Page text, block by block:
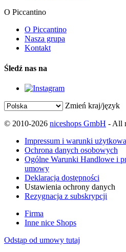
O Piccantino
O Piccantino
Nasza grupa
Kontakt
Śledź nas na
Zmień kraj/język
© 2010-2026 niceshops GmbH - All
Impressum i warunki
Ochrona danych osobowych
Ogólne Warunki Handlowe i
umowy
Deklaracja dostępności
Ustawienia ochrony danych
Rezygnacja z subskrypcji
Firma
Inne nice Shops
Odstąp od umowy tutaj